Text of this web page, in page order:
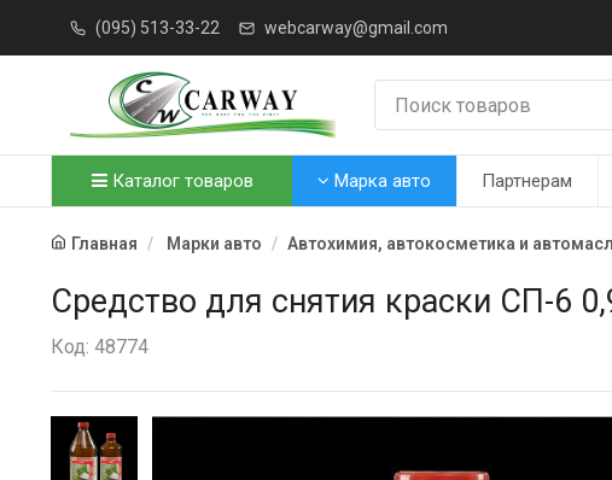
(095) 513-33-22 webcarway@gmail.com
Каталог товаров Марка авто Партнерам
Главная Марки авто Автохимия, автокосметика и
Средство для снятия краски СП-6
Код: 48774